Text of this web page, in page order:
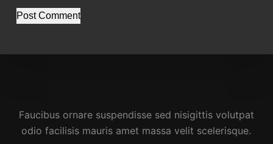
Post Comment
Faucibus ornare suspendisse sed nisigittis volutpat
odio facilisis mauris amet massa velit scelerisque.